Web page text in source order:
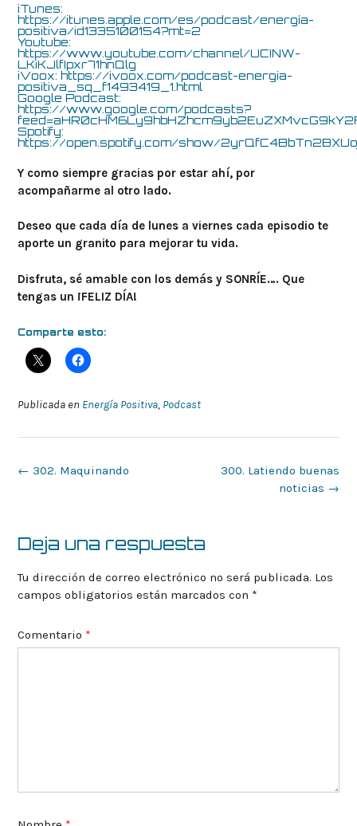
iTunes:
https://itunes.apple.com/es/podcast/energía-
positiva/id1335100154?mt=2
Youtube:
https://www.youtube.com/channel/UCINW-
LKiKJlfIpxr71hnQlg
iVoox: https://ivoox.com/podcast-energia-
positiva_sq_f1493419_1.html
Google Podcast:
https://www.google.com/podcasts?
Spotify:
https://open.spotify.com/show/
Y como siempre gracias por estar ahí, por
acompañarme al otro lado.
Deseo que cada día de lunes a viernes cada episodio te
aporte un granito para mejorar tu vida.
Disfruta, sé amable con los demás y SONRÍE…. Que
tengas un ¡FELIZ DÍA!
Comparte esto:
Publicada en Energía Positiva, Podcast
Navegación
300. Latiendo buenas
noticias →
← 302. Maquinando
Deja una respuesta
Tu dirección de correo electrónico no será publicada. Los
campos obligatorios están marcados con *
Comentario *